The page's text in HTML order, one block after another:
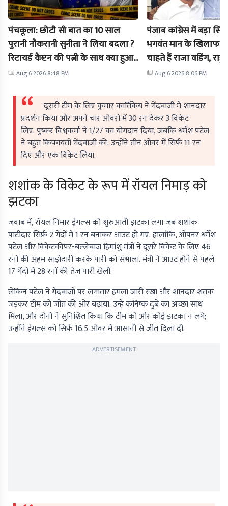
पंचकूला: छोटी सी बात का 10 साल
पुरानी नौकरानी सुनीता ने लिया बदला ?
रिटायर्ड कैप्टन की पत्नी के साथ क्या हुआ
? Aug 6 2026 8:48 PM
पंजाब कांग्रेस में बड़ा
भगवंत मान के खिलाफ
चाहते हैं राजा वडिंग,
हरी झंडी
Aug 6 2026 8:06 PM
दूसरी टीम के लिए कुमार कार्तिकेय ने गेंदबाजी में शानदार
प्रदर्शन किया और अपने चार ओवरों में 30 रन देकर 3 विकेट
लिए. पुष्कर विश्वकर्मा ने 1/27 का योगदान दिया, जबकि धर्मेश पटेल
ने बहुत किफायती गेंदबाजी की. उन्होंने तीन ओवर में सिर्फ 11 रन
दिए और एक विकेट लिया.
शशांक के विकेट के रूप में रॉयल निमाड़ को
झटका
जवाब में, रॉयल निमार ईगल्स को शुरुआती झटका लगा जब शशांक
पाटीदार सिर्फ़ 2 गेंदों में 1 रन बनाकर आउट हो गए. हालांकि, ओपनर धर्मेश
पटेल और विकेटकीपर-बल्लेबाज हिमांशु मंत्री ने दूसरे विकेट के लिए 46
रनों की अहम साझेदारी करके पारी को संभाला. मंत्री ने आउट होने से पहले
17 गेंदों में 28 रनों की तेज़ पारी खेली.
लेकिन पटेल ने गेंदबाजों पर लगातार हमला जारी रखा और शानदार शतक
जड़कर टीम को जीत की ओर बढ़ाया. उन्हें कनिष्क दुबे का अच्छा साथ
मिला, और दोनों ने सुनिश्चित किया कि टीम को और कोई झटका न लगे;
उन्होंने ईगल्स को सिर्फ़ 16.5 ओवर में आसानी से जीत दिला दी.
ADVERTISEMENT